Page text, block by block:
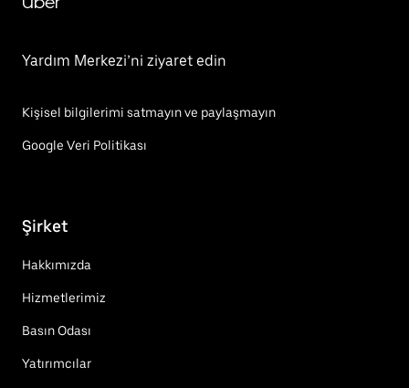
Yardım Merkezi’ni ziyaret edin
Kişisel bilgilerimi satmayın ve paylaşmayın
Google Veri Politikası
Şirket
Hakkımızda
Hizmetlerimiz
Basın Odası
Yatırımcılar